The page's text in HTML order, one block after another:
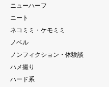
ニューハーフ
ニート
ネコミミ・ケモミミ
ノベル
ノンフィクション・体験談
ハメ撮り
ハード系